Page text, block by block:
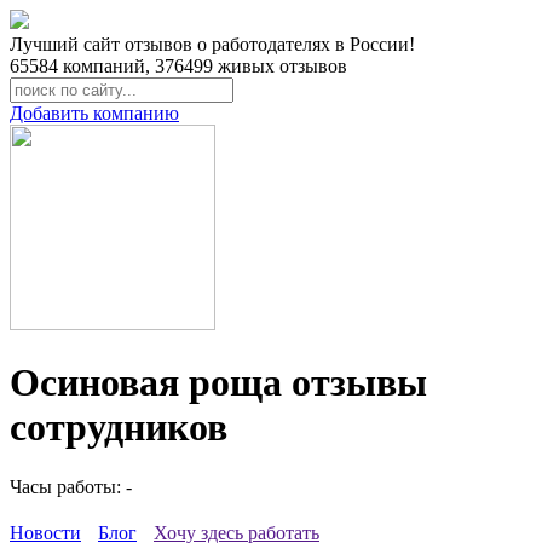
Лучший сайт отзывов о работодателях в России!
65584 компаний, 376499 живых отзывов
Добавить компанию
Осиновая роща отзывы
сотрудников
Часы работы: -
Новости Блог Хочу здесь работать